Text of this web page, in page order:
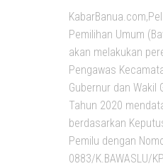
Pemilihan Umum
akan melakukan
Pengawas
Gubernur dan Wakil
Tahun 2020
berdasarkan
Pemilu dengan
0883/K.BAWASLU/